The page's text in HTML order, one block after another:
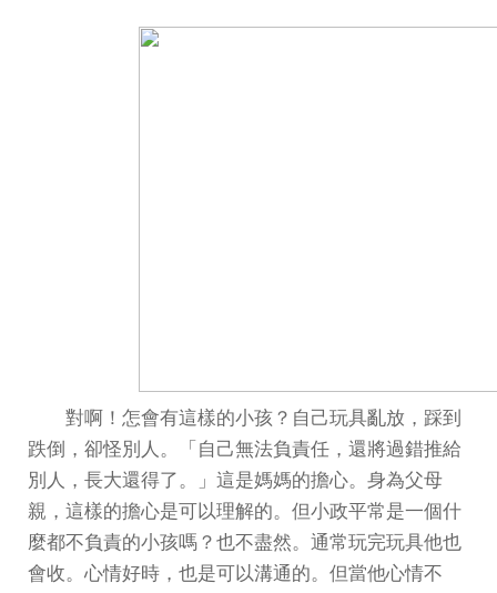
對啊！怎會有這樣的小孩？自己玩具亂放，踩到
跌倒，卻怪別人。「自己無法負責任，還將過錯推給
別人，長大還得了。」這是媽媽的擔心。身為父母
親，這樣的擔心是可以理解的。但小政平常是一個什
麼都不負責的小孩嗎？也不盡然。通常玩完玩具他也
會收。心情好時，也是可以溝通的。但當他心情不